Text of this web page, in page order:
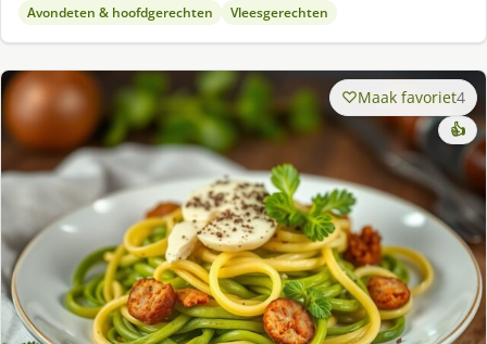
Avondeten & hoofdgerechten Vleesgerechten
Maak favoriet4
👍